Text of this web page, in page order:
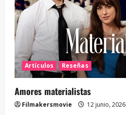
Artículos Reseñas
Amores materialistas
Filmakersmovie 12 junio, 2026